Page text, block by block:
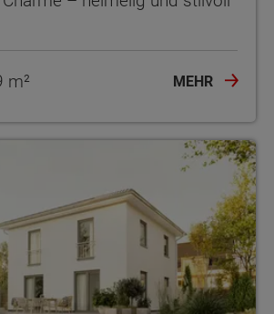
m² MEHR